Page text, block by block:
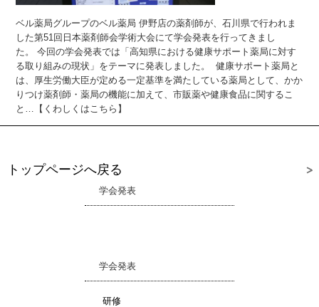
ベル薬局グループのベル薬局 伊野店の薬剤師が、石川県で行われま
した第51回日本薬剤師会学術大会にて学会発表を行ってきまし
た。 今回の学会発表では「高知県における健康サポート薬局に対す
る取り組みの現状」をテーマに発表しました。 健康サポート薬局と
は、厚生労働大臣が定める一定基準を満たしている薬局として、かか
りつけ薬剤師・薬局の機能に加えて、市販薬や健康食品に関するこ
と…【くわしくはこちら】
トップページへ戻る
学会発表
学会発表
研修